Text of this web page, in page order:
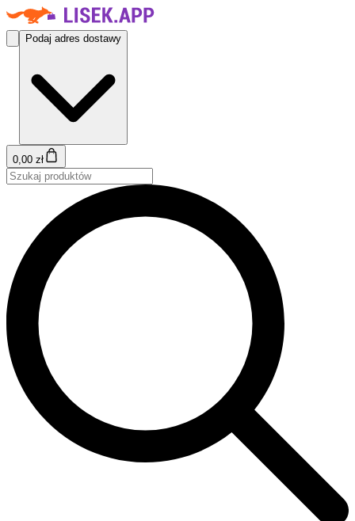
Podaj adres dostawy
0,00 zł